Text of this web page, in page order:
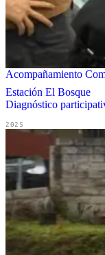
Acompañamiento
Estación El Bosque
Diagnóstico
2025